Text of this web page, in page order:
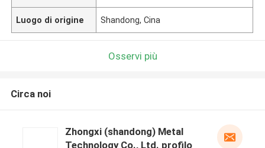
Luogo di origine Shandong, Cina
Osservi più
Circa noi
Zhongxi (shandong) Metal
Technology Co., Ltd. profilo